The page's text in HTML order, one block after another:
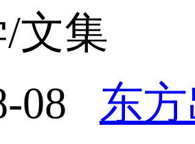
文集
08 东